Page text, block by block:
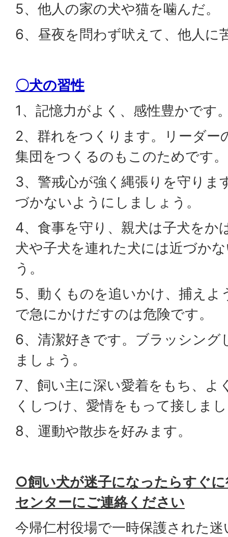
5、他人の家の犬や猫を噛んだ。
6、昼夜を問わず吠えて、他人に
〇犬の習性
1、記憶力がよく、感性豊かです
2、群れをつくります。リーダー
集団をつくるのもこのためです。
3、警戒心が強く縄張りを守りま
づかないようにしましょう。
4、食事を守り、親犬は子犬をか
犬や子犬を連れた犬には近づか
う。
5、動くものを追いかけ、捕えよ
で急にかけだすのは危険です。
6、清潔好きです。ブラッシング
ましょう。
7、飼い主に深い愛着をもち、よ
くしつけ、愛情をもって接しま
8、運動や散歩を好みます。
○飼い犬が迷子になったらすぐ
センターにご連絡ください
今帰仁村役場で一時保護された